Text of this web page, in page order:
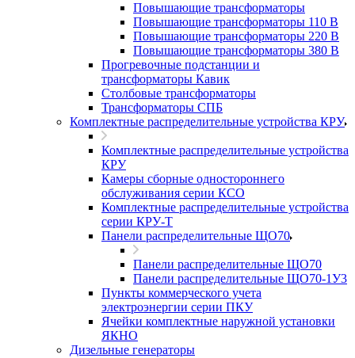
Повышающие трансформаторы
Повышающие трансформаторы 110 В
Повышающие трансформаторы 220 В
Повышающие трансформаторы 380 В
Прогревочные подстанции и
трансформаторы Кавик
Столбовые трансформаторы
Трансформаторы СПБ
Комплектные распределительные устройства КРУ
Комплектные распределительные устройства
КРУ
Камеры сборные одностороннего
обслуживания серии КСО
Комплектные распределительные устройства
серии КРУ-Т
Панели распределительные ЩО70
Панели распределительные ЩО70
Панели распределительные ЩО70-1У3
Пункты коммерческого учета
электроэнергии серии ПКУ
Ячейки комплектные наружной установки
ЯКНО
Дизельные генераторы